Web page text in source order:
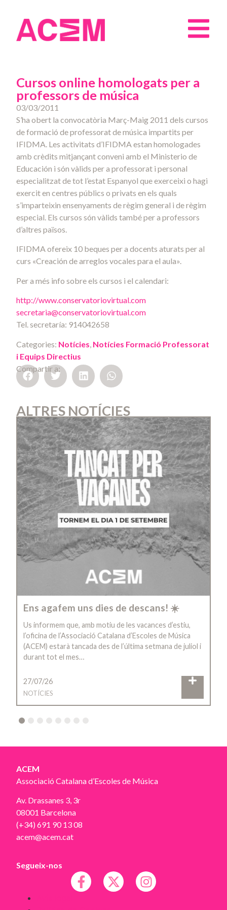
Cursos online homologats per a
professors de música
03/03/2011
S’ha obert la convocatòria Març-Maig 2011 dels cursos
de formació de professorat de música impartits per
IFIDMA. Les activitats d’IFIDMA estan homologades
amb crèdits mitjançant conveni amb el Ministerio de
Educación i són vàlids per a professorat i personal
especialitzat de tot l’estat Espanyol que exerceixi o hagi
exercit en centres públics o privats en els quals
s’imparteixin ensenyaments de règim general i de règim
especial. Els cursos són vàlids també per a professors
d’altres països.
IFIDMA ofereix 10 beques per a docents aturats per al
curs «Creación de arreglos vocales para el aula».
Per a més info sobre els cursos i el calendari:
http://www.conservatoriovirtual.com
secretaria@conservatoriovirtual.com
Tel. secretaría: 914042658
Categories: Notícies Notícies Formació Professorat
i Equips Directius
Compartir a:
ALTRES NOTÍCIES
Ens agafem uns dies de descans! ☀️
Us informem que, amb motiu de les vacances d’estiu,
l’oficina de l’Associació Catalana d’Escoles de Música
(ACEM) estarà tancada des de l’última setmana de juliol i
durant tot el mes…
27/07/26
NOTÍCIES
4 5 6 7 8
ACEM
Associació Catalana d’Escoles de Música
Av. Drassanes 3, 3r
08001 Barcelona
(+34) 691 90 13 08
acem@acem.cat
Segueix-nos